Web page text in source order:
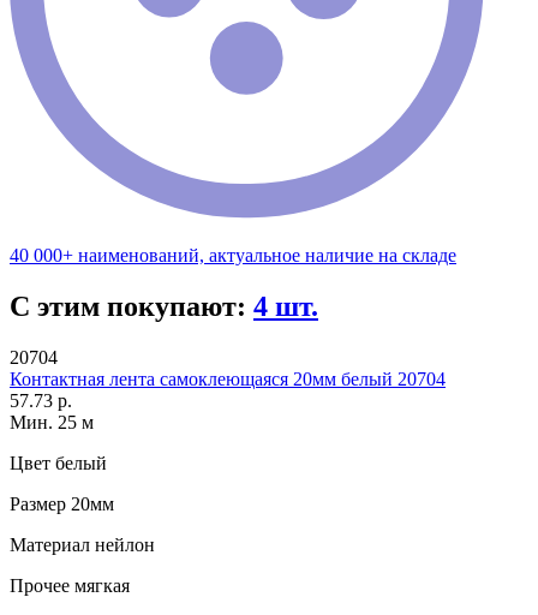
40 000+ наименований, актуальное наличие на складе
С этим покупают: 4 шт.
20704
Контактная лента самоклеющаяся 20мм белый 20704
57.73 р.
Мин. 25 м
Цвет белый
Размер 20мм
Материал нейлон
Прочее мягкая